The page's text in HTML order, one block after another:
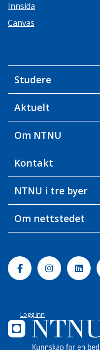
Innsida
Canvas
Studere
Aktuelt
Om NTNU
Kontakt
NTNU i tre byer
Om nettstedet
FacebookInstagram
Logg inn